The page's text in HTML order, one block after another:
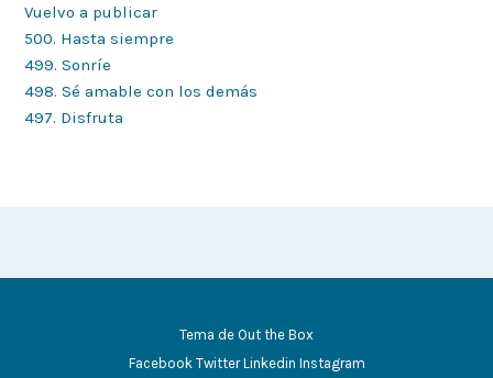
Vuelvo a publicar
500. Hasta siempre
499. Sonríe
498. Sé amable con los demás
497. Disfruta
Tema de Out the Box
Facebook Twitter Linkedin Instagram